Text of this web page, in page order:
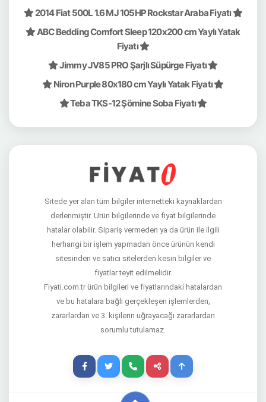
2014 Fiat 500L 1.6 MJ 105HP Rockstar Araba Fiyatı
ABC Bedding Comfort Sleep 120x200 cm Yaylı Yatak
Fiyatı
Jimmy JV85 PRO Şarjlı Süpürge Fiyatı
Niron Purple 80x180 cm Yaylı Yatak Fiyatı
Teba TKS-12 Şömine Soba Fiyatı
Sitede yer alan tüm bilgiler internetteki kaynaklardan
derlenmiştir. Ürün bilgilerinde ve fiyat bilgilerinde
hatalar olabilir. Sipariş vermeden ya da ürün ile ilgili
herhangi bir işlem yapmadan önce ürünün kendi
sitesinden ve satıcı sitelerden kesin bilgiler ve
fiyatlar teyit edilmelidir.
Fiyati.com.tr ürün bilgileri ve fiyatlarındaki hatalardan
ve bu hatalara bağlı gerçekleşen işlemlerden,
zararlardan ve 3. kişilerin uğrayacağı zararlardan
sorumlu tutulamaz.